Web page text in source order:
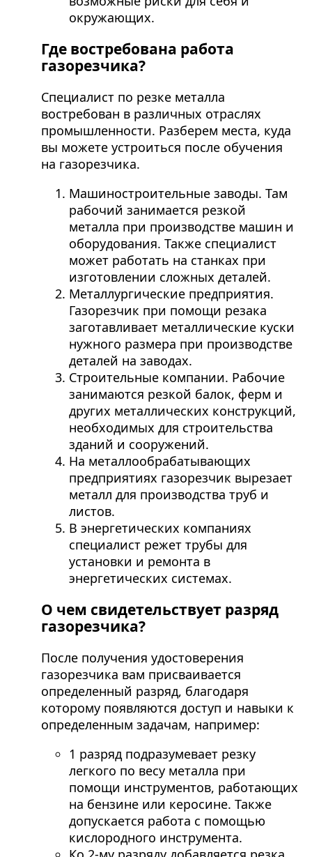
окружающих.
Где востребована работа
газорезчика?
Специалист по резке металла
востребован в различных отраслях
промышленности. Разберем места, куда
вы можете устроиться после обучения
на газорезчика.
Машиностроительные заводы. Там
рабочий занимается резкой
металла при производстве машин и
оборудования. Также специалист
может работать на станках при
изготовлении сложных деталей.
Металлургические предприятия.
Газорезчик при помощи резака
заготавливает металлические куски
нужного размера при производстве
деталей на заводах.
Строительные компании. Рабочие
занимаются резкой балок, ферм и
других металлических конструкций,
необходимых для строительства
зданий и сооружений.
На металлообрабатывающих
предприятиях газорезчик вырезает
металл для производства труб и
листов.
В энергетических компаниях
специалист режет трубы для
установки и ремонта в
энергетических системах.
О чем свидетельствует разряд
газорезчика?
После получения удостоверения
газорезчика вам присваивается
определенный разряд, благодаря
которому появляются доступ и навыки к
определенным задачам, например:
1 разряд подразумевает резку
легкого по весу металла при
помощи инструментов, работающих
на бензине или керосине. Также
допускается работа с помощью
кислородного инструмента.